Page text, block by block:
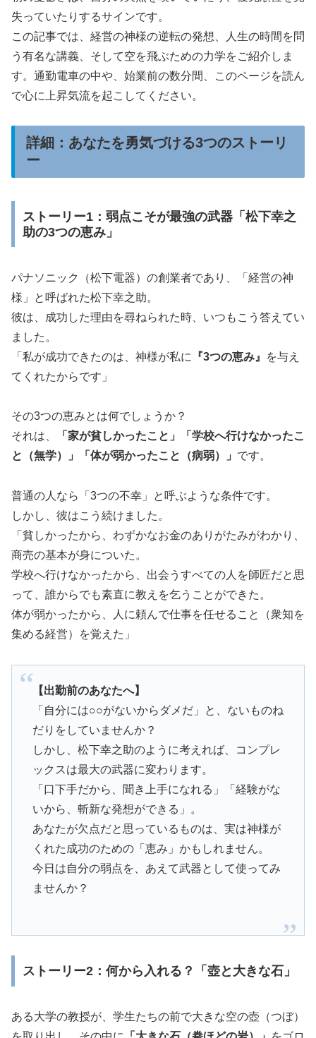
失っていたりするサインです。
この記事では、経営の神様の逆転の発想、人生の時間を問
う有名な講義、そして空を飛ぶための力学をご紹介しま
す。通勤電車の中や、始業前の数分間、このページを読ん
で心に上昇気流を起こしてください。
詳細：あなたを勇気づける3つのストーリ
ー
ストーリー1：弱点こそが最強の武器「松下幸之
助の3つの恵み」
パナソニック（松下電器）の創業者であり、「経営の神
様」と呼ばれた松下幸之助。
彼は、成功した理由を尋ねられた時、いつもこう答えてい
ました。
「私が成功できたのは、神様が私に
『3つの恵み』
を与え
てくれたからです」
その3つの恵みとは何でしょうか？
それは、
「家が貧しかったこと」「学校へ行けなかったこ
と（無学）」「体が弱かったこと（病弱）」 です。
普通の人なら「3つの不幸」と呼ぶような条件です。
しかし、彼はこう続けました。
「貧しかったから、わずかなお金のありがたみがわかり、
商売の基本が身についた。
学校へ行けなかったから、出会うすべての人を師匠だと思
って、誰からでも素直に教えを乞うことができた。
体が弱かったから、人に頼んで仕事を任せること（衆知を
集める経営）を覚えた」
【出勤前のあなたへ】
「自分には○○がないからダメだ」と、ないものね
だりをしていませんか？
しかし、松下幸之助のように考えれば、コンプレ
ックスは最大の武器に変わります。
「口下手だから、聞き上手になれる」「経験がな
いから、斬新な発想ができる」。
あなたが欠点だと思っているものは、実は神様が
くれた成功のための「恵み」かもしれません。
今日は自分の弱点を、あえて武器として使ってみ
ませんか？
ストーリー2：何から入れる？「壺と大きな石」
ある大学の教授が、学生たちの前で大きな空の壺（つぼ）